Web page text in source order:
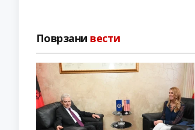
Поврзани вести